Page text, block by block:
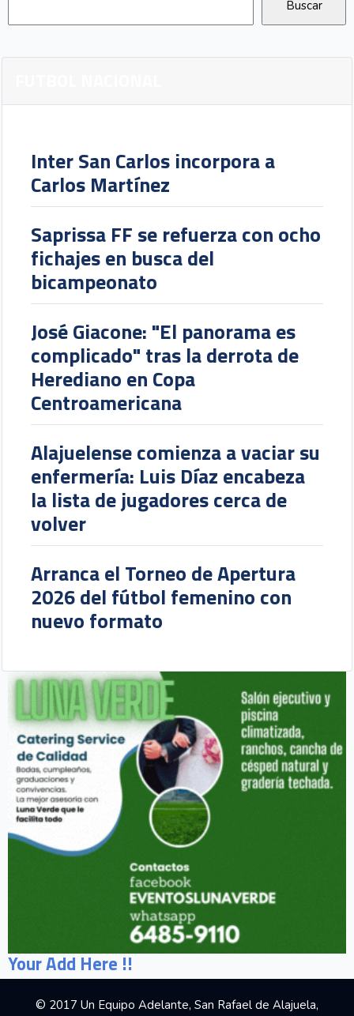
Inter San Carlos incorpora a
Carlos Martínez
Saprissa FF se refuerza con ocho
fichajes en busca del
bicampeonato
José Giacone: "El panorama es
complicado" tras la derrota de
Herediano en Copa
Centroamericana
Alajuelense comienza a vaciar su
enfermería: Luis Díaz encabeza
la lista de jugadores cerca de
volver
Arranca el Torneo de Apertura
2026 del fútbol femenino con
nuevo formato
Your Add Here !!
© 2017 Un Equipo Adelante, San Rafael de Alajuela,